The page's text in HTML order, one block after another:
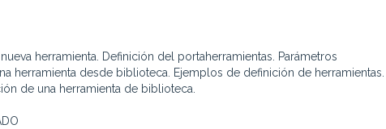
herramienta. Definición del portaherramientas. Parámetros
herramienta desde biblioteca. Ejemplos de definición de herramientas.
de una herramienta de biblioteca.